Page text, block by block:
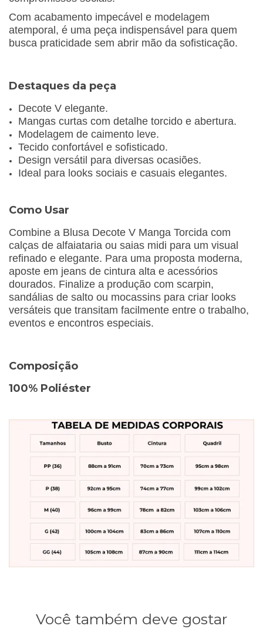
Com acabamento impecável e modelagem
atemporal, é uma peça indispensável para quem
busca praticidade sem abrir mão da sofisticação.
Destaques da peça
Decote V elegante.
Mangas curtas com detalhe torcido e abertura.
Modelagem de caimento leve.
Tecido confortável e sofisticado.
Design versátil para diversas ocasiões.
Ideal para looks sociais e casuais elegantes.
Como Usar
Combine a Blusa Decote V Manga Torcida com
calças de alfaiataria ou saias midi para um visual
refinado e elegante. Para uma proposta moderna,
aposte em jeans de cintura alta e acessórios
dourados. Finalize a produção com scarpin,
sandálias de salto ou mocassins para criar looks
versáteis que transitam facilmente entre o trabalho,
eventos e encontros especiais.
Composição
100% Poliéster
Você também deve gostar